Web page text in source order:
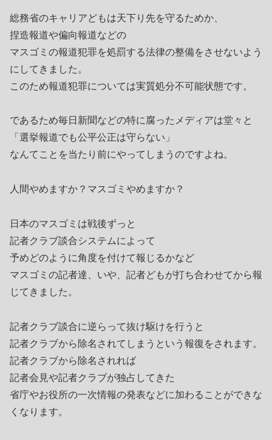
総務省のキャリアどもは天下り先を守るためか、
捏造報道や偏向報道などの
マスゴミの報道犯罪を処罰する法律の整備をさせないよう
にしてきました。
このため報道犯罪については実質処分不可能状態です。
であるため毎日新聞などの特に腐ったメディアは堂々と
「選挙報道でも公平公正は守らない」
なんてことを当たり前にやってしまうのですよね。
人間やめますか？マスゴミやめますか？
日本のマスゴミは戦後ずっと
記者クラブ談合システムによって
予めどのように角度を付けて報じるかなど
マスゴミの記者達、いや、記者どもが打ち合わせてから報
じてきました。
記者クラブ談合に逆らって抜け駆けを行うと
記者クラブから除名されてしまうという報復をされます。
記者クラブから除名されれば
記者会見や記者クラブが独占してきた
省庁やお役所の一次情報の発表などに加わることができな
くなります。